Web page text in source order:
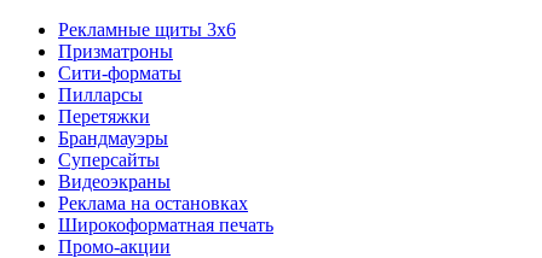
Рекламные щиты 3х6
Призматроны
Сити-форматы
Пилларсы
Перетяжки
Брандмауэры
Суперсайты
Видеоэкраны
Реклама на остановках
Широкоформатная печать
Промо-акции